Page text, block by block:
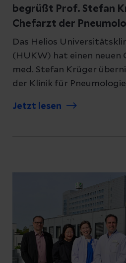
begrüßt Prof. Stefan
Chefarzt der
Das Helios
(HUKW) hat einen neuen
med. Stefan Krüger
der Klinik für
Jetzt lesen